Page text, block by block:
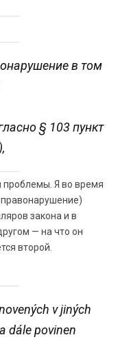
в том
§ 103 пункт
проблемы. Я во время
правонарушение)
закона и в
— на что он
второй.
v jiných
dále povinen